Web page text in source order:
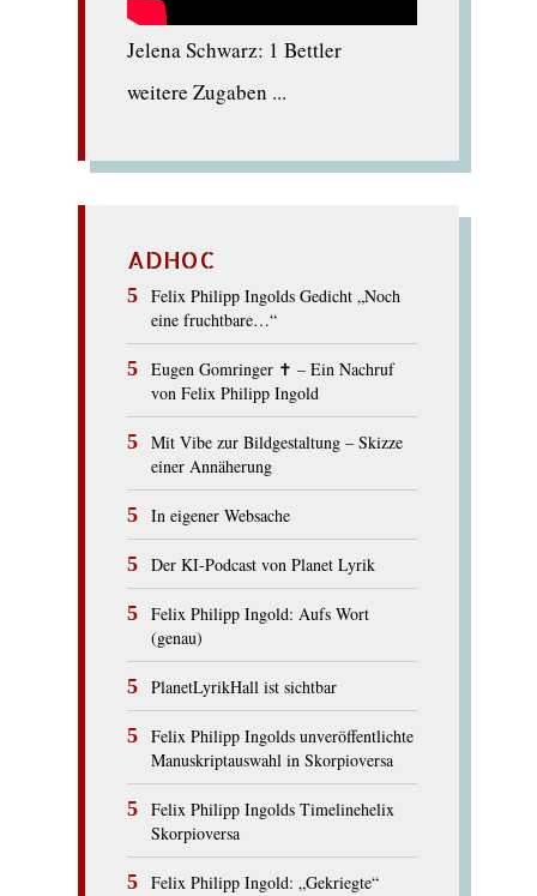
Jelena Schwarz: 1 Bettler
weitere Zugaben ...
ADHOC
Felix Philipp Ingolds Gedicht „Noch
eine fruchtbare…“
Eugen Gomringer ✝︎ – Ein Nachruf
von Felix Philipp Ingold
Mit Vibe zur Bildgestaltung – Skizze
einer Annäherung
In eigener Websache
Der KI-Podcast von Planet Lyrik
Felix Philipp Ingold: Aufs Wort
(genau)
PlanetLyrikHall ist sichtbar
Felix Philipp Ingolds unveröffentlichte
Manuskriptauswahl in Skorpioversa
Felix Philipp Ingolds Timelinehelix
Skorpioversa
Felix Philipp Ingold: „Gekriegte“